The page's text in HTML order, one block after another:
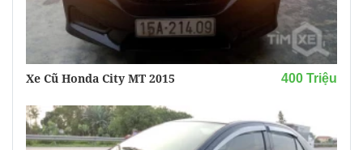
Xe Cũ Honda City MT 2015 400 Triệu